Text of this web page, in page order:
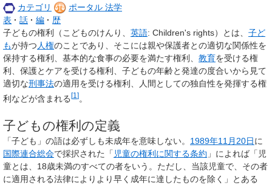
カテゴリ
ポータル 法学
表
話 編
歴
子どもの権利 （こどものけんり、 英語: Children's rights）とは、 子ど
もが持つ 人権のことであり、そこには親や保護者との適切な関係性を
保持する権利、基本的な食事の必要を満たす権利、 教育を受ける権
利、保護とケアを受ける権利、子どもの年齢と発達の度合いから見て
適切な刑事法の適用を受ける権利、人間としての独自性を発揮する権
利などが含まれる[1 ]。
子どもの権利の定義
「子ども」の語は必ずしも未成年を意味しない。 1989年11月20日に
国際連合総会で採択された「 児童の権利に関する条約 」によれば「児
童とは、18歳未満のすべての者をいう。ただし、当該児童で、その者
に適用される法律によりより早く成年に達したものを除く」とある